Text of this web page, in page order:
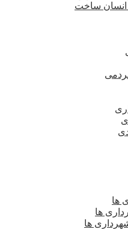
انسان ساخت
ها